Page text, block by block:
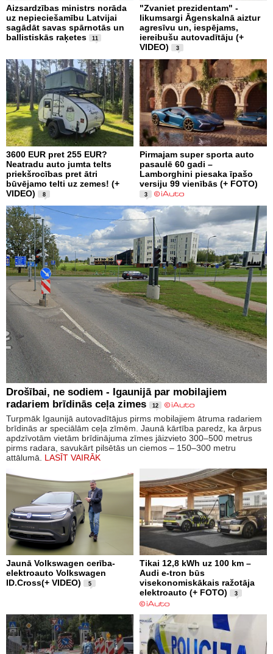
Aizsardzības ministrs norāda
uz nepieciešamību Latvijai
sagādāt savas spārnotās un
ballistiskās raķetes
11
"Zvaniet prezidentam" -
likumsargi Āgenskalnā aiztur
agresīvu un, iespējams,
iereibušu autovadītāju (+
VIDEO)
3
3600 EUR pret 255 EUR?
Neatradu auto jumta telts
priekšrocības pret ātri
būvējamo telti uz zemes! (+
VIDEO)
8
Pirmajam super sporta auto
pasaulē 60 gadi –
Lamborghini piesaka īpašo
versiju 99 vienībās (+ FOTO)
3
Drošībai, ne sodiem - Igaunijā par mobilajiem
radariem brīdinās ceļa zimes
12
Turpmāk Igaunijā autovadītājus pirms mobilajiem ātruma radariem
brīdinās ar speciālām ceļa zīmēm. Jaunā kārtība paredz, ka ārpus
apdzīvotām vietām brīdinājuma zīmes jāizvieto 300–500 metrus
pirms radara, savukārt pilsētās un ciemos – 150–300 metru
attālumā. LASĪT VAIRĀK
Jaunā Volkswagen cerība-
elektroauto Volkswagen
ID.Cross(+ VIDEO)
5
Tikai 12,8 kWh uz 100 km –
Audi e-tron būs
visekonomiskākais ražotāja
elektroauto (+ FOTO)
3